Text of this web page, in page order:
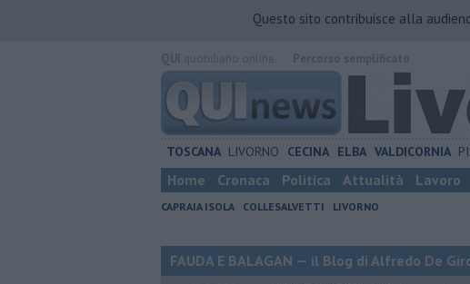
Questo sito contribuisce alla
TOSCANA LIVORNO CECINA ELBA VALDICORNIA
Home Cronaca Politica Attualità Lavoro
CAPRAIA ISOLA COLLESALVETTI LIVORNO
FAUDA E BALAGAN — il Blog di Alfredo De